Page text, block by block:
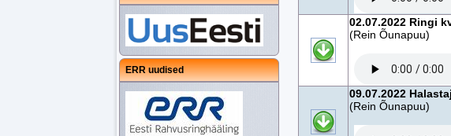
ERR uudised
02.07.2022 Ringi
(Rein Õunapuu)
09.07.2022
(Rein Õunapuu)